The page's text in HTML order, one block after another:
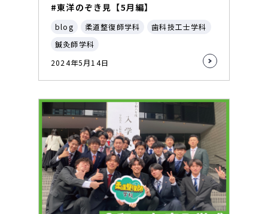
#東洋のぞき見【5月編】
blog 柔道整復師学科
歯科技工士学科
鍼灸師学科
2024年5月14日